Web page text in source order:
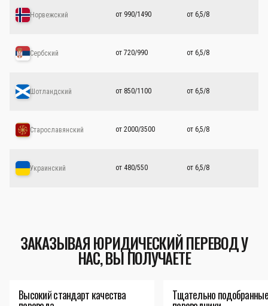
Норвежский от 990/1490 от 6,5/8
Сербский от 720/990 от 6,5/8
Шотландский от 850/1100 от 6,5/8
Старославянский от 2000/3500 от 6,5/8
Украинский от 480/550 от 6,5/8
ЗАКАЗЫВАЯ ЮРИДИЧЕСКИЙ ПЕРЕВОД У
НАС, ВЫ ПОЛУЧАЕТЕ
Высокий стандарт качества Тщательно подобранные